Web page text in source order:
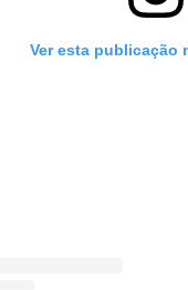
Ver esta publicação